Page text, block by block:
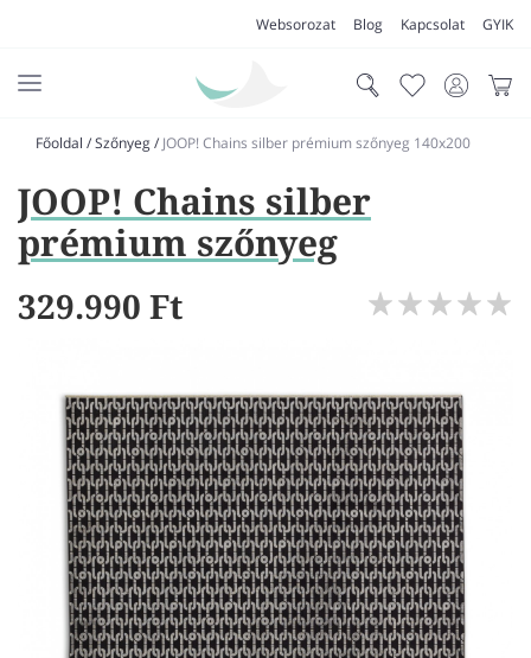
Websorozat Blog Kapcsolat GYIK
AKCIÓK
SZŐNYEG
PADLÓSZŐNYEG
VÍZÁLLÓ PADLÓ
LAMINÁLT PADLÓ
FUTÓSZŐNYEG
LÁBTÖRLŐ
FÜRDŐSZOBA SZŐNYEG
AJÁNDÉK ÖTLETEK
Főoldal /Szőnyeg/ JOOP! Chains silber prémium szőnyeg 140x200
JOOP! Chains silber
prémium szőnyeg
329.990 Ft